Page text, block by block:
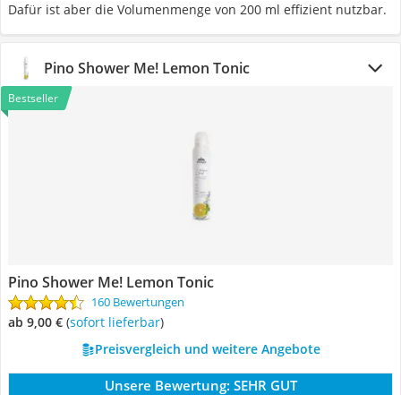
Dafür ist aber die Volumenmenge von 200 ml effizient nutzbar.
Pino Shower Me! Lemon Tonic
Bestseller
Pino Shower Me! Lemon Tonic
160 Bewertungen
ab 9,00 € ( Sofort lieferbar)
Preisvergleich und weitere Angebote
Unsere Bewertung: SEHR GUT